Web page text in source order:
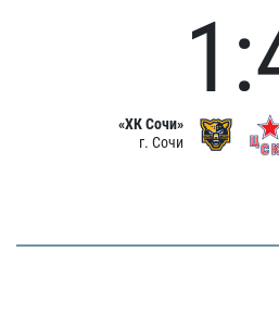
«ХК Сочи»
г. Сочи